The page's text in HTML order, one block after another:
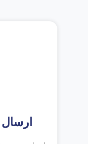
ارسال ۷/۲۴ به سراسر